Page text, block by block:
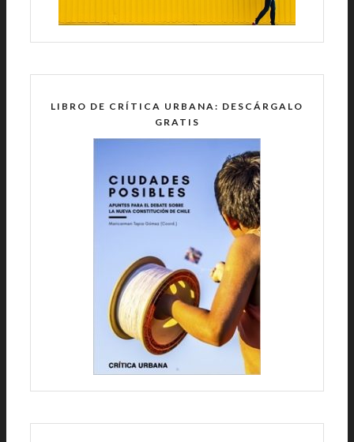
LIBRO DE CRÍTICA URBANA: DESCÁRGALO
GRATIS